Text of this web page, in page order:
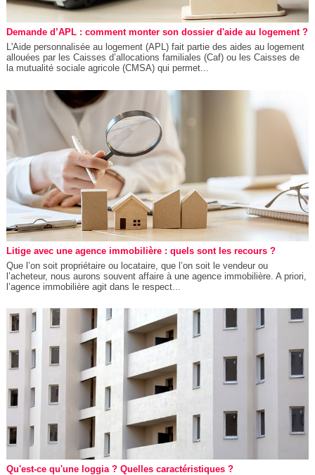
Demande d’APL : comment monter son dossier d'aide au logement ?
L'Aide personnalisée au logement (APL) fait partie des aides au logement
allouées par les Caisses d’allocations familiales (Caf) ou les Caisses de
la mutualité sociale agricole (CMSA) qui permet...
Litige avec une agence immobilière : quels sont les recours ?
Que l’on soit propriétaire ou locataire, que l’on soit le vendeur ou
l’acheteur, nous aurons souvent affaire à une agence immobilière. A priori,
l’agence immobilière agit dans le respect...
Qu'est-ce qu'une loggia ? Quelles caractéristiques ?